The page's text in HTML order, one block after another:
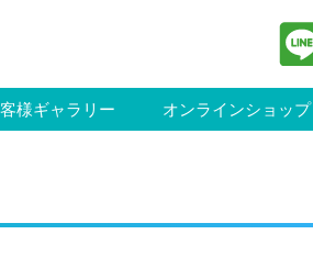
様ギャラリー オンラインショップ